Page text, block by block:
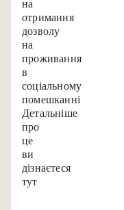
на
отримання
дозволу
на
проживання
в
соціальному
помешканні.
Детальніше
про
це
ви
дізнаєтеся
тут.